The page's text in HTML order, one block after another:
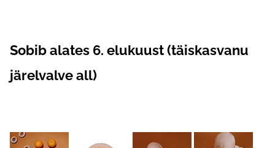
Sobib alates 6. elukuust (täiskasvanu
järelvalve all)